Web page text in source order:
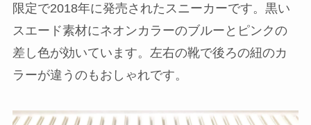
限定で2018年に発売されたスニーカーです。黒い
スエード素材にネオンカラーのブルーとピンクの
差し色が効いています。左右の靴で後ろの紐のカ
ラーが違うのもおしゃれです。